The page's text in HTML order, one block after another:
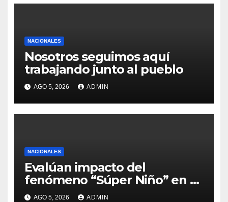
NACIONALES
Nosotros seguimos aquí
trabajando junto al pueblo
AGO 5, 2026 ADMIN
NACIONALES
Evalúan impacto del
fenómeno “Súper Niño” en el
sector agrícola
AGO 5, 2026 ADMIN